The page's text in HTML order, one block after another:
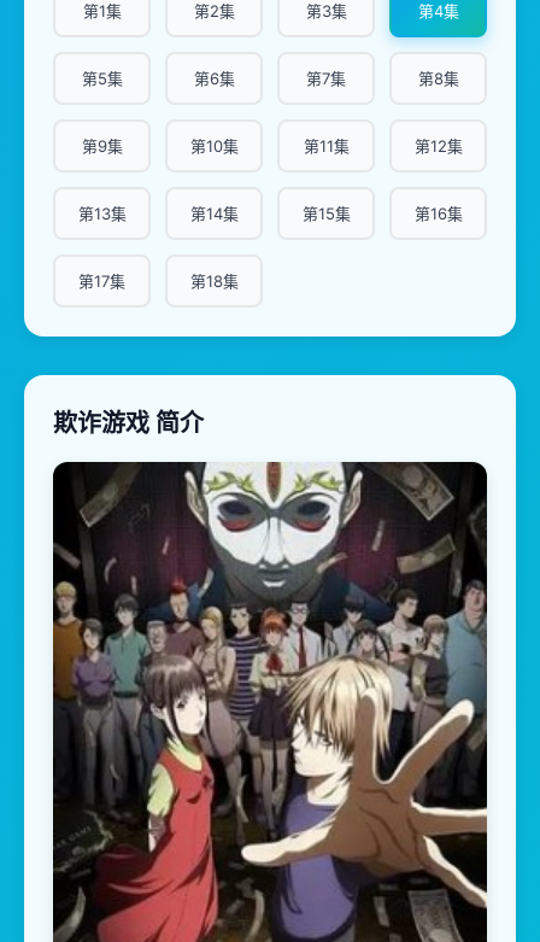
第1集 第2集 第3集 第4集
第5集 第6集 第7集 第8集
第9集 第10集 第11集 第12集
第13集 第14集 第15集 第16集
第17集 第18集
欺诈游戏 简介